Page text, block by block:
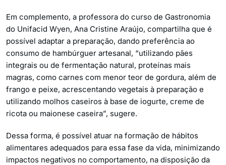
Em complemento, a professora do curso de Gastronomia
do Unifacid Wyen, Ana Cristine Araújo, compartilha que é
possível adaptar a preparação, dando preferência ao
consumo de hambúrguer artesanal, “utilizando pães
integrais ou de fermentação natural, proteínas mais
magras, como carnes com menor teor de gordura, além de
frango e peixe, acrescentando vegetais à preparação e
utilizando molhos caseiros à base de iogurte, creme de
ricota ou maionese caseira”, sugere.
Dessa forma, é possível atuar na formação de hábitos
alimentares adequados para essa fase da vida, minimizando
impactos negativos no comportamento, na disposição da